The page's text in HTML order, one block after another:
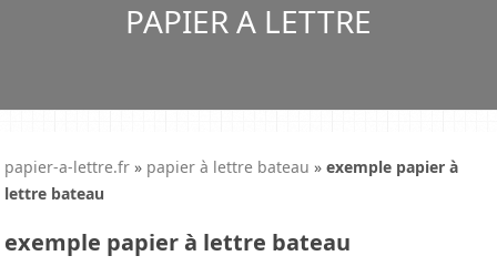
PAPIER A LETTRE
papier-a-lettre.fr » papier à lettre bateau »exemple papier à
lettre bateau
exemple papier à lettre bateau